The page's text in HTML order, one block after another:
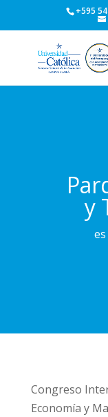
+595
y
Congreso
Economía y